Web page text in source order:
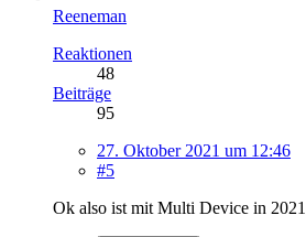
Reeneman
Reaktionen
48
Beiträge
95
27. Oktober 2021 um 12:46
#5
Ok also ist mit Multi Device in